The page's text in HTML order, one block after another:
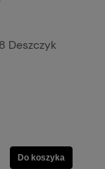
Deszczyk
Do koszyka